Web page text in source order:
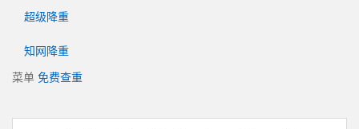
超级降重
知网降重
菜单 免费查重